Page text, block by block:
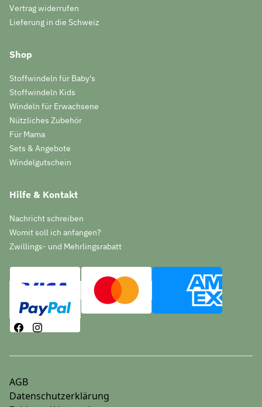
Vertrag widerrufen
Lieferung in die Schweiz
Shop
Stoffwindeln für Baby's
Stoffwindeln Kids
Windeln für Erwachsene
Nützliches Zubehör
Für Mama
Sets & Angebote
Windelgutschein
Hilfe & Kontakt
Nachricht schreiben
Womit soll ich anfangen?
Zwillings- und Mehrlingsrabatt
AGB
Datenschutzerklärung